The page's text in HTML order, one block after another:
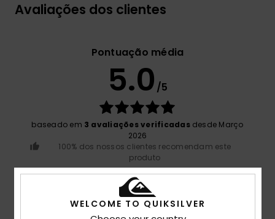
Avaliações dos clientes
Pontuação média
5.0 /5
baseado em 3 avaliações verificadasdesde Março
2026
100% dos nossos clientes recomendam este
produto
Conforto
5.0
WELCOME TO QUIKSILVER